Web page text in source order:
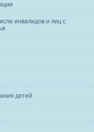
инвалидов и лиц с
детей